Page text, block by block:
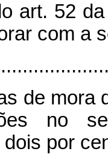
art. 52
com a
de mora
no
por